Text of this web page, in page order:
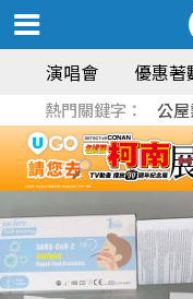
演唱會 優惠著
熱門關鍵字： 公